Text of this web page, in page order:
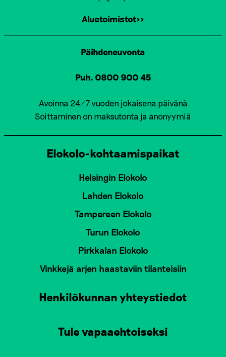
Aluetoimistot>>
Päihdeneuvonta
Puh. 0800 900 45
Avoinna 24/7 vuoden jokaisena päivänä
Soittaminen on maksutonta ja anonyymiä
Elokolo-kohtaamispaikat
Helsingin Elokolo
Lahden Elokolo
Tampereen Elokolo
Turun Elokolo
Pirkkalan Elokolo
Vinkkejä arjen haastaviin tilanteisiin
Henkilökunnan yhteystiedot
Tule vapaaehtoiseksi